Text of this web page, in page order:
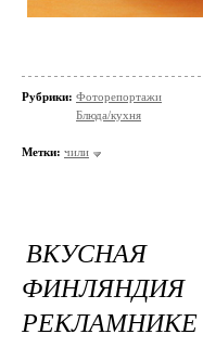
Рубрики: Фоторепортажи
Блюда/кухня
Метки: чили
ВКУСНАЯ
РЕКЛАМНИКЕ